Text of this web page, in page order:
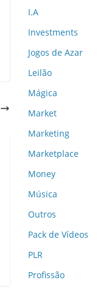
I.A
Investments
Jogos de Azar
Leilão
Mágica
Market
Marketing
Marketplace
Money
Música
Outros
Pack de Vídeos
PLR
Profissão